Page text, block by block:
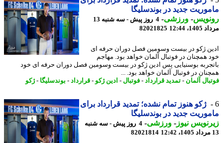
جدید در بوندسلیگا
-ورزشی-
4 روز پیش - سه شنبه 13
12:44
82021825
ژکو در بیست وسومین فصل دوران حرفه ای
همچنان در فوتبال آلمان خواهد بود. مهاجم
بوسنیایی پس ادین ژکو در بیست وسومین فصل دوران حرفه ای خود
در فوتبال آلمان خواهد بود. ...
آلمان-تمدید قرارداد -فوتبال-ادین ژکو-قرارداد -بوندسلیگا-ژکو
ژکو هنوز تمام نشده؛ تمدید قرارداد برای
جدید در بوندسلیگا
نیوز-ورزشی-
4 روز پیش - سه شنبه
82021814